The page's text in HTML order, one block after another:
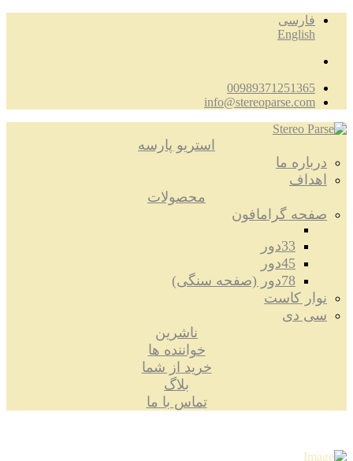
فارسی
English
00989371251365
info@stereoparse.com
استریو پارسه
درباره ما
اهداف
محصولات
صفحه گرامافون
33دور
45دور
78دور (صفحه سنگی)
نوار کاست
سی دی
ناشرین
خواننده ها
خرید از شما
بلاگ
تماس با ما